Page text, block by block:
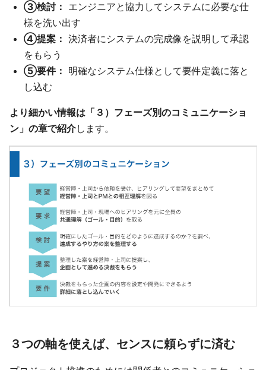
③検討： エンジニアと協力してシステムに必要な仕
様を洗い出す
④提案： 決済者にシステムの完成像を説明して承認
をもらう
⑤要件： 明確なシステム仕様として要件定義に落と
し込む
より細かい情報は「３）フェーズ別のコミュニケーショ
ン」の章で紹介します。
３つの軸を使えば、センスに頼らずに済む